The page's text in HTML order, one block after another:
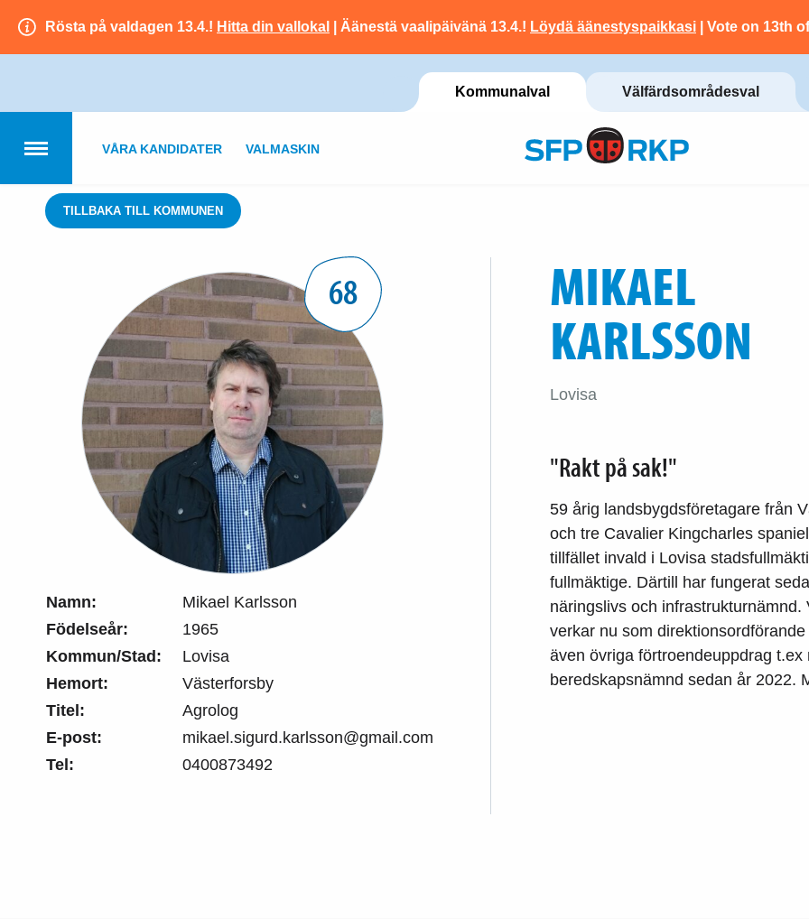
Rösta på valdagen 13.4.! Hitta din vallokal | Äänestä vaalipäivänä 13.4.! Löydä äänestyspaikkasi | Vote on 13th
Kommunalval Välfärdsområdesval
VÅRA KANDIDATER VALMASKIN
TILLBAKA TILL KOMMUNEN
68
Namn:
Mikael Karlsson
Födelseår:
1965
Kommun/Stad:
Lovisa
Hemort:
Västerforsby
Titel:
Agrolog
E-post:
mikael.sigurd.karlsson@gmail.com
Tel:
0400873492
MIKAEL
KARLSSON
Lovisa
"Rakt på sak!"
59 årig landsbygdsföretagare från
och tre Cavalier Kingcharles
tillfället invald i Lovisa
fullmäktige. Därtill har fungerat
näringslivs och
verkar nu som
även övriga förtroendeuppdrag
beredskapsnämnd sedan år 2022.